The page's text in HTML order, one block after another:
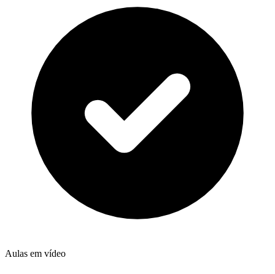
Aulas em vídeo